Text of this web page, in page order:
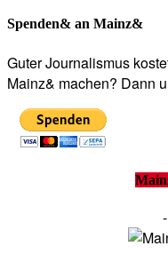
Spenden& an Mainz&
Guter Journalismus
Mainz& machen? Dann